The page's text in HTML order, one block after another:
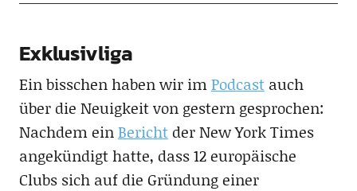
Exklusivliga
Ein bisschen haben wir imPodcastauch
über die Neuigkeit von gestern gesprochen:
Nachdem einBerichtder New York Times
angekündigt hatte, dass 12 europäische
Clubs sich auf die Gründung einer